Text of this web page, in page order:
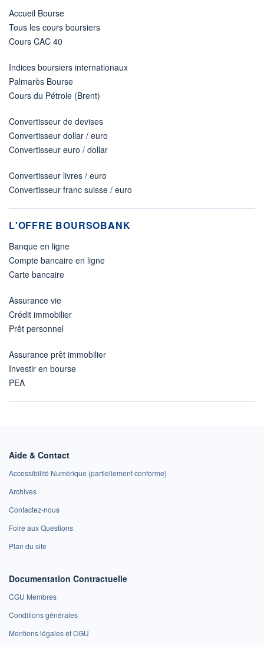
Accueil Bourse
Tous les cours boursiers
Cours CAC 40
Indices boursiers internationaux
Palmarès Bourse
Cours du Pétrole (Brent)
Convertisseur de devises
Convertisseur dollar / euro
Convertisseur euro / dollar
Convertisseur livres / euro
Convertisseur franc suisse / euro
L'OFFRE BOURSOBANK
Banque en ligne
Compte bancaire en ligne
Carte bancaire
Assurance vie
Crédit immobilier
Prêt personnel
Assurance prêt immobilier
Investir en bourse
PEA
Aide & Contact
Accessibilité Numérique (partiellement conforme)
Archives
Contactez-nous
Foire aux Questions
Plan du site
Documentation Contractuelle
CGU Membres
Conditions générales
Mentions légales et CGU